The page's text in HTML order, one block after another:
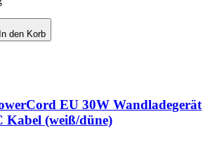
In den Korb
EU 30W Wandladegerät
Kabel (weiß/düne)